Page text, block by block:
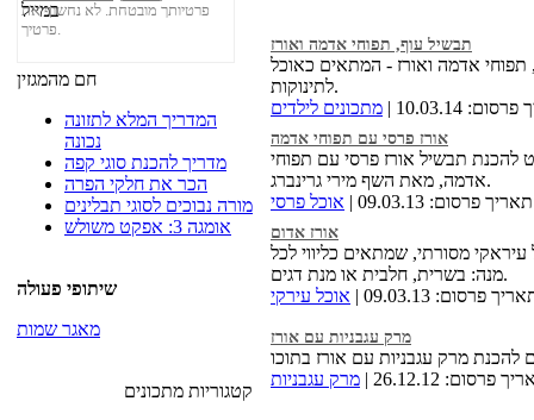
פרטיותך מובטחת. לא נחשוף את
פרטיך.
חם מהמגזין
המדריך המלא לתזונה
נכונה
מדריך להכנת סוגי קפה
הכר את חלקי הפרה
מורה נבוכים לסוגי תבלינים
אומגה 3: אפקט משולש
שיתופי פעולה
מאגר שמות
קטגוריות מתכונים
תבשיל עוף, תפוחי אדמה ואורז
אדמה ואורז - המתאים כאוכל
לתינוקות.
10.03.14 |
מתכונים לילדים
אורז פרסי עם תפוחי אדמה
להכנת תבשיל אורז פרסי עם תפוחי
אדמה, מאת השף מירי גרינברג.
פרסום: 09.03.13 |
אוכל פרסי
אורז אדום
מסורתי, שמתאים כליווי לכל
מנה: בשרית, חלבית או מנת דגים.
פרסום: 09.03.13 |
אוכל עירקי
מרק עגבניות עם אורז
פרסום: 26.12.12 | מרק עגבניות